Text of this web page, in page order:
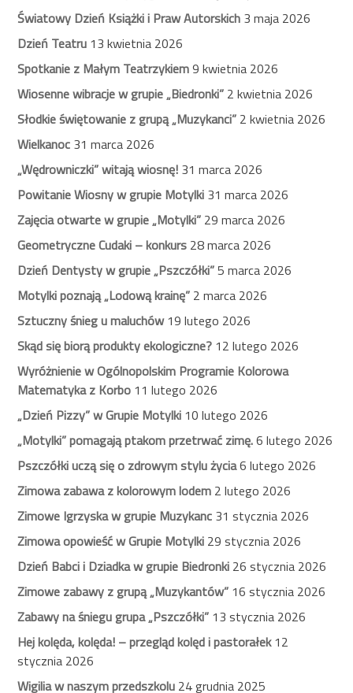
Światowy Dzień Książki i Praw Autorskich 3 maja 2026
Dzień Teatru 13 kwietnia 2026
Spotkanie z Małym Teatrzykiem9 kwietnia 2026
Wiosenne wibracje w grupie „Biedronki” 2 kwietnia 2026
Słodkie świętowanie z grupą „Muzykanci” 2 kwietnia 2026
Wielkanoc 31 marca 2026
„Wędrowniczki” witają wiosnę! 31 marca 2026
Powitanie Wiosny w grupie Motylki 31 marca 2026
Zajęcia otwarte w grupie „Motylki” 29 marca 2026
Geometryczne Cudaki – konkurs 28 marca 2026
Dzień Dentysty w grupie „Pszczółki”5 marca 2026
Motylki poznają „Lodową krainę” 2 marca 2026
Sztuczny śnieg u maluchów19 lutego 2026
Skąd się biorą produkty ekologiczne? 12 lutego 2026
Wyróżnienie w Ogólnopolskim Programie Kolorowa
Matematyka z Korbo 11 lutego 2026
„Dzień Pizzy” w Grupie Motylki 10 lutego 2026
„Motylki” pomagają ptakom przetrwać zimę.6 lutego 2026
Pszczółki uczą się o zdrowym stylu życia6 lutego 2026
Zimowa zabawa z kolorowym lodem 2 lutego 2026
Zimowe Igrzyska w grupie Muzykanc 31 stycznia 2026
Zimowa opowieść w Grupie Motylki 29 stycznia 2026
Dzień Babci i Dziadka w grupie Biedronki 26 stycznia 2026
Zimowe zabawy z grupą „Muzykantów” 16 stycznia 2026
Zabawy na śniegu grupa „Pszczółki” 13 stycznia 2026
Hej kolęda, kolęda! – przegląd kolęd i pastorałek12
stycznia 2026
Wigilia w naszym przedszkolu 24 grudnia 2025